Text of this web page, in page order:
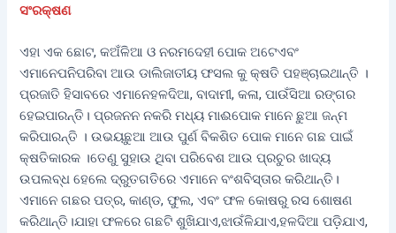
ସଂରକ୍ଷଣ
ଏହା ଏକ ଛୋଟ, କଅଁଳିଆ ଓ ନରମଦେହୀ ପୋକ ଅଟେଏବଂ
ଏମାନେପନିପରିବା ଆଉ ଡାଲିଜାତୀୟ ଫସଲ କୁ କ୍ଷତି ପହଞ୍ଚାଇଥାନ୍ତି ।
ପ୍ରଜାତି ହିସାବରେ ଏମାନେହଳଦିଆ, ବାଦାମୀ, କଳା, ପାଉଁସିଆ ରଙ୍ଗର
ହେଇପାରନ୍ତି। ପ୍ରଜନନ ନକରି ମଧ୍ୟ ମାଈପୋକ ମାନେ ଛୁଆ ଜନ୍ମ
କରିପାରନ୍ତି । ଉଭୟଛୁଆ ଆଉ ପୁର୍ଣ ବିକଶିତ ପୋକ ମାନେ ଗଛ ପାଇଁ
କ୍ଷତିକାରକ ।ତେଣୁ ସୁହାଉ ଥିବା ପରିବେଶ ଆଉ ପ୍ରଚୁର ଖାଦ୍ୟ
ଉପଲବ୍ଧ ହେଲେ ଦ୍ରୁତଗତିରେ ଏମାନେ ବଂଶବିସ୍ତାର କରିଥାନ୍ତି।
ଏମାନେ ଗଛର ପତ୍ର, କାଣ୍ଡ, ଫୁଲ, ଏବଂ ଫଳ କୋଷରୁ ରସ ଶୋଷଣ
କରିଥାନ୍ତି।ଯାହା ଫଳରେ ଗଛଟି ଶୁଖିଯାଏ,ଝାଉଁଳିଯାଏ,ହଳଦିଆ ପଡ଼ିଯାଏ,